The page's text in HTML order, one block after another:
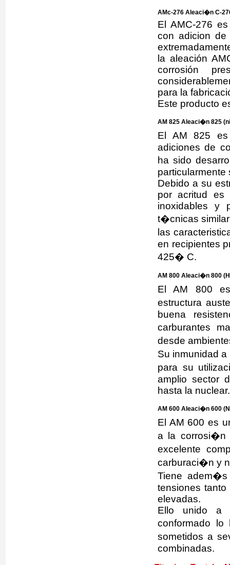
AMc-276 Aleaci�n C-
El AMC-276
con adicion
la aleación
corrosión
para la
Este producto
AM 825 Aleaci�n 825
El AM 825 es
adiciones de
ha sido
particularmente
Debido a su
por acritud es
inoxidables y
t�cnicas
las
en recipientes
425� C.
AM 800 Aleaci�n 800
El AM 800
estructura
buena
carburantes
desde
Su inmunidad
para su
amplio sector
hasta la nuclear.
AM 600 Aleaci�n 600
El AM 600 es
a la corrosi�n
excelente
carburaci�n y
Tiene
tensiones
elevadas.
Ello unido a
conformado
sometidos a
combinadas.